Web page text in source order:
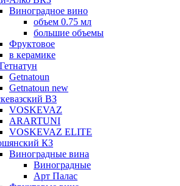
Виноградное вино
объем 0.75 мл
большие объемы
Фруктовое
в керамике
Getnatoun
Getnatoun new
ВЗ
VOSKEVAZ
ARARTUNI
VOSKEVAZ ELITE
КЗ
Виноградные вина
Виноградные
Арт Палас